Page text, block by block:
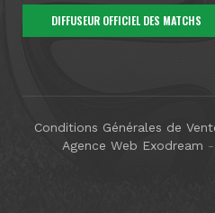
DIFFUSEUR OFFICIEL DES MATCHS
Conditions Générales de
Agence Web Exodream